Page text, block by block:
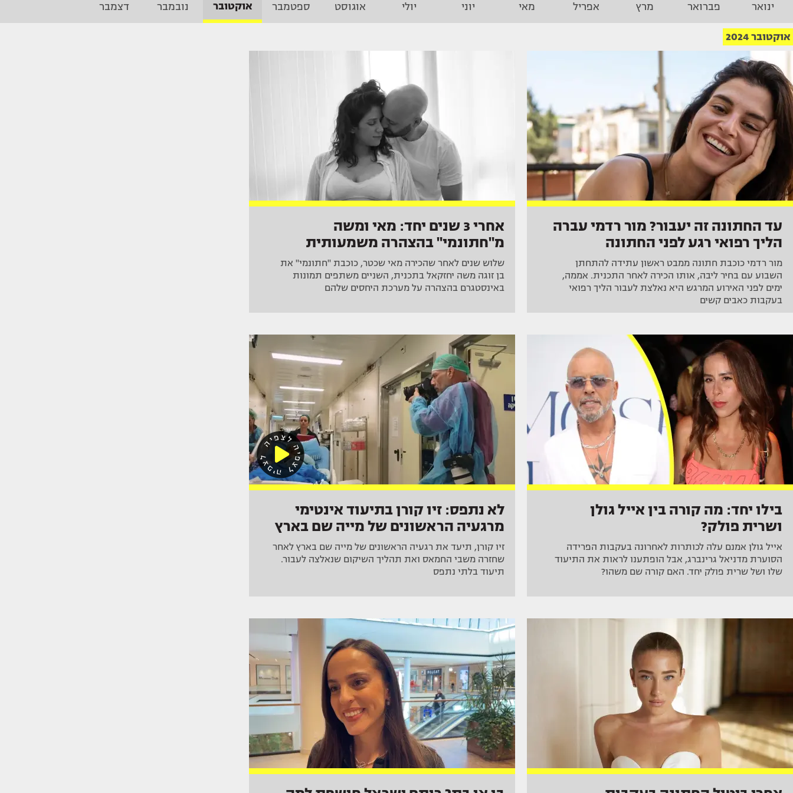
ינואר פברואר מרץ אפריל מאי יוני יולי אוגוסט ספטמבר אוקטובר נובמבר דצמבר
אוקטובר 2024
עד החתונה זה יעבור? מור רדמי עברה
הליך רפואי רגע לפני החתונה
מור רדמי כוכבת חתונה ממבט ראשון עתידה להתחתן
השבוע עם בחיר ליבה, אותו הכירה לאחר התכנית. אממה,
ימים לפני האירוע המרגש היא נאלצת לעבור הליך רפואי
בעקבות כאבים קשים
אחרי 3 שנים יחד: מאי ומשה
מ"חתונמי" בהצהרה משמעותית
שלוש שנים לאחר שהכירה מאי שכטר, כוכבת "חתונמי" את
בן זוגה משה יחזקאל בתכנית, השניים משתפים תמונות
באינסטגרם בהצהרה על מערכת היחסים שלהם
בילו יחד: מה קורה בין אייל גולן
ושרית פולק?
אייל גולן אמנם עלה לכותרות לאחרונה בעקבות הפרידה
הסוערת מדניאל גרינברג, אבל הופתענו לראות את התיעוד
שלו ושל שרית פולק יחד. האם קורה שם משהו?
לא נתפס: זיו קורן בתיעוד אינטימי
מרגעיה הראשונים של מייה שם בארץ
זיו קורן, תיעד את רגעיה הראשונים של מייה שם בארץ לאחר
שחזרה משבי החמאס ואת תהליך השיקום שנאלצה לעבור.
תיעוד בלתי נתפס